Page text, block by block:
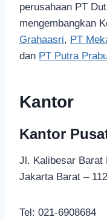
perusahaan PT
mengembangkan
Grahaasri, PT
dan PT Putra
Kantor
Kantor
Jl. Kalibesar Barat
Jakarta Barat –
Tel: 021-6908684